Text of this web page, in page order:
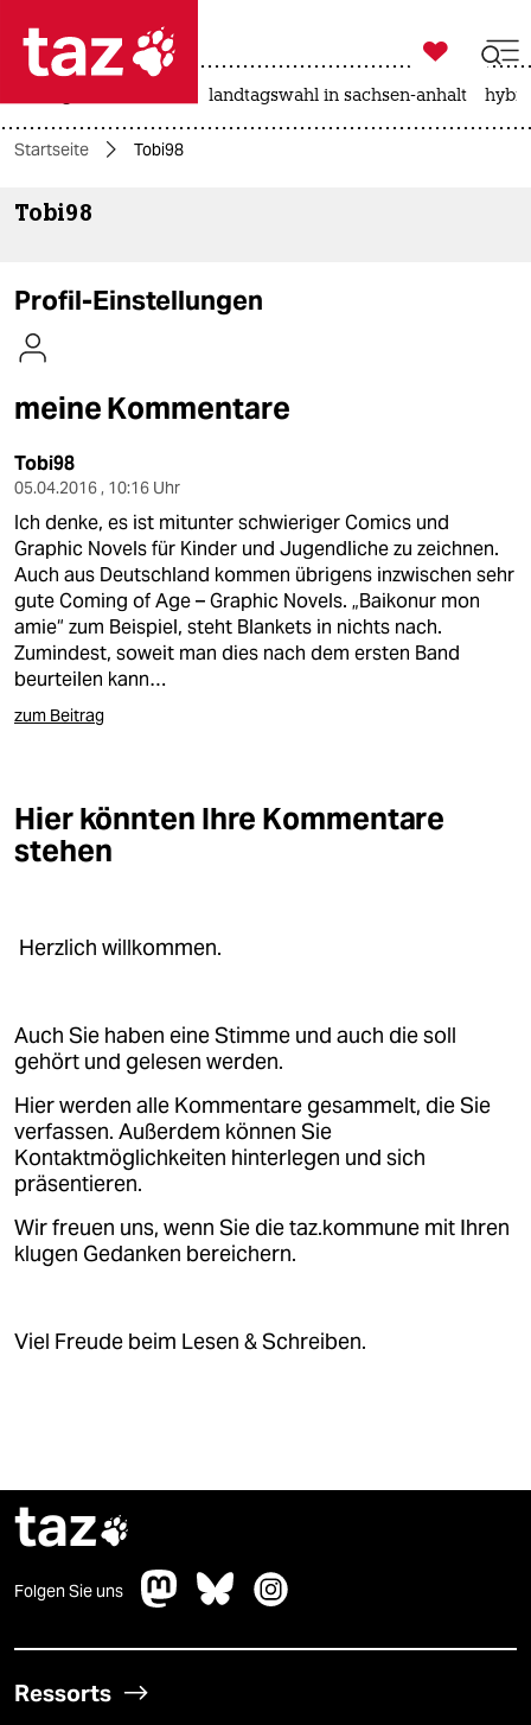
 taz zahl ich
themen
kultur
sport
berlin
nord
wahrheit
verlag
shop
genossenschaft
epaper login

taz zahl ich
landtagswahl in sachsen-anhalt
Startseite Tobi98
Tobi98
Profil-Einstellungen
meine Kommentare
Tobi98
05.04.2016 , 10:16 Uhr
Ich denke, es ist mitunter schwieriger Comics und
Graphic Novels für Kinder und Jugendliche zu zeichnen.
Auch aus Deutschland kommen übrigens inzwischen sehr
gute Coming of Age – Graphic Novels. „Baikonur mon
amie“ zum Beispiel, steht Blankets in nichts nach.
Zumindest, soweit man dies nach dem ersten Band
beurteilen kann…
zum Beitrag
Hier könnten Ihre Kommentare
stehen
Herzlich willkommen.
Auch Sie haben eine Stimme und auch die soll
gehört und gelesen werden.
Hier werden alle Kommentare gesammelt, die Sie
verfassen. Außerdem können Sie
Kontaktmöglichkeiten hinterlegen und sich
präsentieren.
Wir freuen uns, wenn Sie die taz.kommune mit Ihren
klugen Gedanken bereichern.
Viel Freude beim Lesen & Schreiben.
taz
Folgen Sie uns
Ressorts